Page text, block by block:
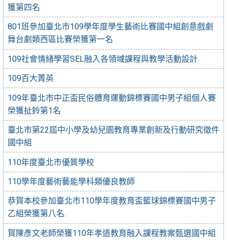
獲第四名
801班參加臺北市109學年度學生藝術比賽國中組創意戲劇
舞台劇類西區比賽榮獲第一名
109社會情緒學習SEL融入各領域課程與教學活動設計
109百大菁英
109年臺北市中正盃民俗體育運動錦標賽國中男子組個人賽
榮獲扯鈴第1名
臺北市第22屆中小學及幼兒園教育專業創新及行動研究徵件
國中組
110年度臺北市優質學校
110學年度藝術藝能學科類優良教師
恭賀本校參加臺北市110學年度教育盃籃球錦標賽國中男子
乙組榮獲第八名.
賀陳彥文老師榮獲110年孝道教育融入課程教案甄選國中組